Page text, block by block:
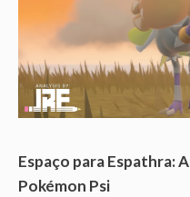
Espaço para Espathra:
Pokémon Psi